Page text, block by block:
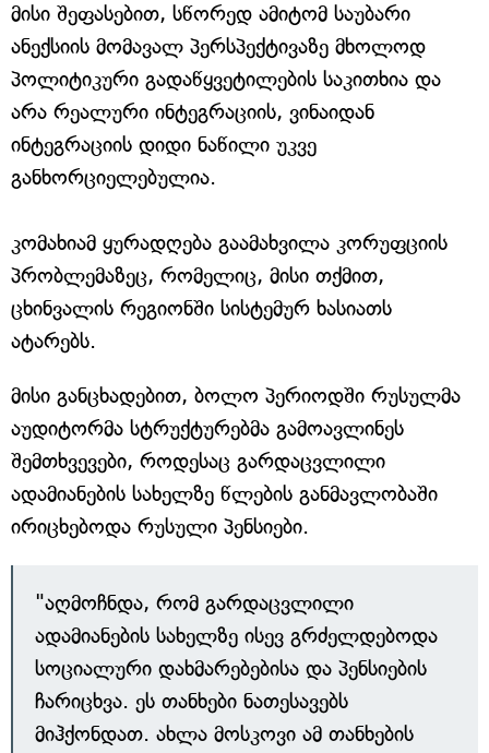
მისი შეფასებით, სწორედ ამიტომ საუბარი
ანექსიის მომავალ პერსპექტივაზე მხოლოდ
პოლიტიკური გადაწყვეტილების საკითხია და
არა რეალური ინტეგრაციის, ვინაიდან
ინტეგრაციის დიდი ნაწილი უკვე
განხორციელებულია.
კომახიამ ყურადღება გაამახვილა კორუფციის
პრობლემაზეც, რომელიც, მისი თქმით,
ცხინვალის რეგიონში სისტემურ ხასიათს
ატარებს.
მისი განცხადებით, ბოლო პერიოდში რუსულმა
აუდიტორმა სტრუქტურებმა გამოავლინეს
შემთხვევები, როდესაც გარდაცვლილი
ადამიანების სახელზე წლების განმავლობაში
ირიცხებოდა რუსული პენსიები.
"აღმოჩნდა, რომ გარდაცვლილი
ადამიანების სახელზე ისევ გრძელდებოდა
სოციალური დახმარებებისა და პენსიების
ჩარიცხვა. ეს თანხები ნათესავებს
მიჰქონდათ. ახლა მოსკოვი ამ თანხების